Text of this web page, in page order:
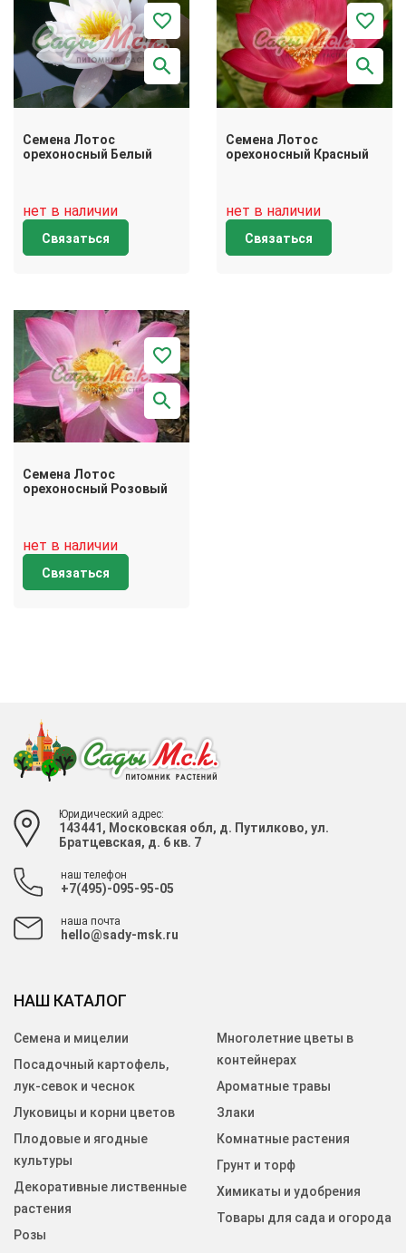
Семена Лотос
орехоносный Белый
нет в наличии
Связаться
Семена Лотос
орехоносный Красный
нет в наличии
Связаться
Семена Лотос
орехоносный Розовый
нет в наличии
Связаться
Юридический адрес:
143441, Московская обл, д. Путилково, ул.
Братцевская, д. 6 кв. 7
наш телефон
+7(495)-095-95-05
наша почта
hello@sady-msk.ru
НАШ КАТАЛОГ
Семена и мицелии
Посадочный картофель,
лук-севок и чеснок
Луковицы и корни цветов
Плодовые и ягодные
культуры
Декоративные лиственные
растения
Розы
Многолетние цветы в
контейнерах
Ароматные травы
Злаки
Комнатные растения
Грунт и торф
Химикаты и удобрения
Товары для сада и огорода